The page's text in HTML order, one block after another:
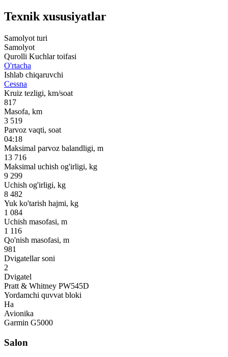
Texnik xususiyatlar
Samolyot turi
Samolyot
Qurolli Kuchlar toifasi
O'rtacha
Ishlab chiqaruvchi
Cessna
Kruiz tezligi, km/soat
817
Masofa, km
3 519
Parvoz vaqti, soat
04:18
Maksimal parvoz balandligi, m
13 716
Maksimal uchish og'irligi, kg
9 299
Uchish og'irligi, kg
8 482
Yuk ko'tarish hajmi, kg
1 084
Uchish masofasi, m
1 116
Qo'nish masofasi, m
981
Dvigatellar soni
2
Dvigatel
Pratt & Whitney PW545D
Yordamchi quvvat bloki
Ha
Avionika
Garmin G5000
Salon